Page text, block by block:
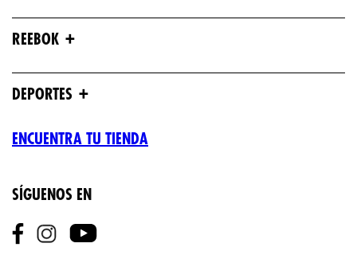
REEBOK +
DEPORTES +
ENCUENTRA TU TIENDA
SÍGUENOS EN